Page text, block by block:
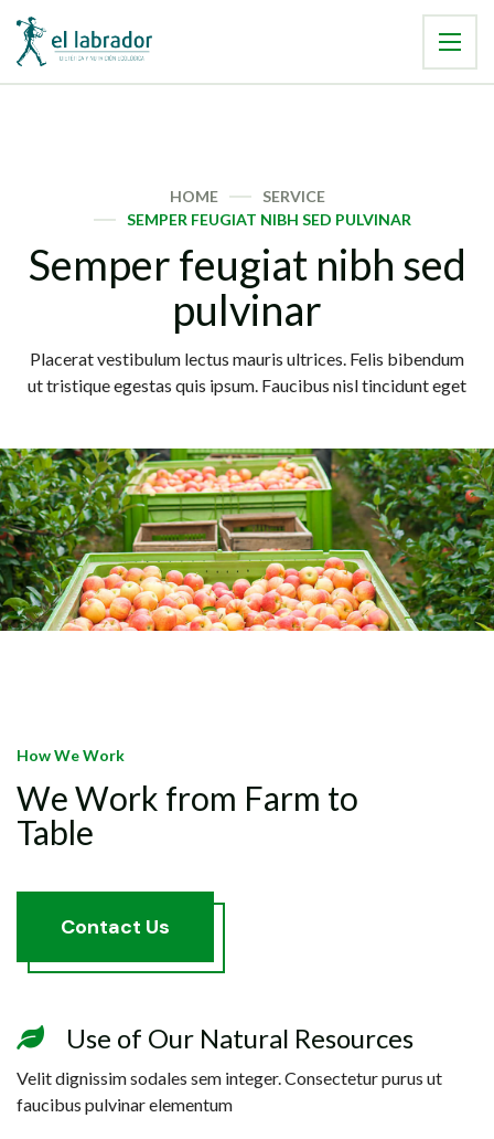
HOME
SERVICE
SEMPER FEUGIAT NIBH SED PULVINAR
Semper feugiat nibh sed
pulvinar
Placerat vestibulum lectus mauris ultrices. Felis bibendum
ut tristique egestas quis ipsum. Faucibus nisl tincidunt eget
How We Work
We Work from Farm to
Table
Contact Us
Use of Our Natural Resources
Velit dignissim sodales sem integer. Consectetur purus ut
faucibus pulvinar elementum